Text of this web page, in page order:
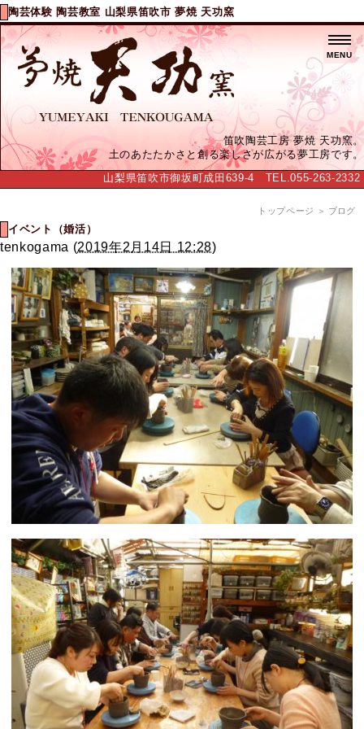
陶芸体験 陶芸教室 山梨県笛吹市 夢焼 天功窯
笛吹陶芸工房 夢焼 天功窯。
土のあたたかさと創る楽しさが広がる夢工房です。
山梨県笛吹市御坂町成田639-4 TEL.055-263-2332
MENU
トップページ ＞ ブログ
イベント（婚活）
tenkogama (2019年2月14日 12:28)